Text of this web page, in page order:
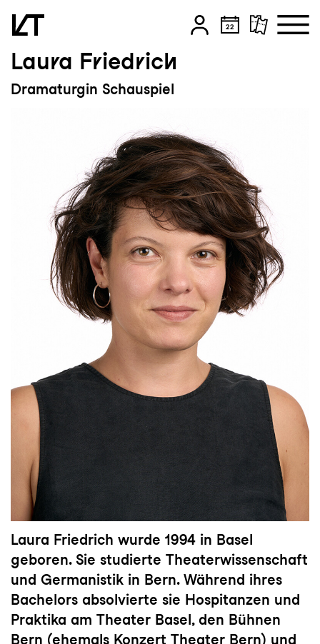
Zum Hauptinhalt springen
Zum Footer springen
Laura Friedrich
Dramaturgin Schauspiel
Laura Friedrich wurde 1994 in Basel
geboren. Sie studierte Theaterwissenschaft
und Germanistik in Bern. Während ihres
Bachelors absolvierte sie Hospitanzen und
Praktika am Theater Basel, den Bühnen
Bern (ehemals Konzert Theater Bern) und